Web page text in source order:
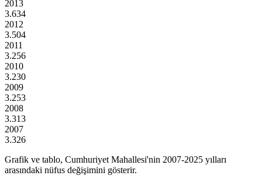
2013
3.634
2012
3.504
2011
3.256
2010
3.230
2009
3.253
2008
3.313
2007
3.326
Grafik ve tablo, Cumhuriyet Mahallesi'nin 2007-2025 yılları
arasındaki nüfus değişimini gösterir.